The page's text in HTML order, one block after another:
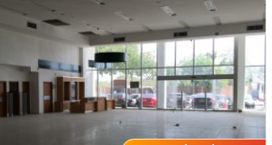
VER INMUEBLE